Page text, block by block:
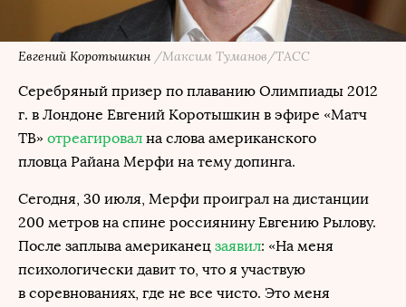
Евгений Коротышкин /Максим Туманов/ТАСС
Серебряный призер по плаванию Олимпиады 2012
г. в Лондоне Евгений Коротышкин в эфире «Матч
ТВ» отреагировал на слова американского
пловца Райана Мерфи на тему допинга.
Сегодня, 30 июля, Мерфи проиграл на дистанции
200 метров на спине россиянину Евгению Рылову.
После заплыва американец заявил: «На меня
психологически давит то, что я участвую
в соревнованиях, где не все чисто. Это меня